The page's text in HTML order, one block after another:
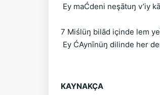
Ey maĆdeni neşātuŋ v’iy
7 Miślüŋ bilād içinde lem
Ey ĆAynīnüŋ dilinde her
KAYNAKÇA